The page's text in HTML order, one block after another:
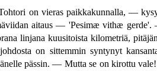
on vieras paikkakunnalla, —
aitaus — 'Pesimæ vithæ
linjana kuusitoista kilometriä,
on sittemmin syntynyt
pässin. — Mutta se on kirottu